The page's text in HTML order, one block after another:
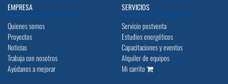
EMPRESA
Quienes somos
Proyectos
Noticias
Trabaja con nosotros
Ayúdanos a mejorar
SERVICIOS
Servicio postventa
Estudios energéticos
Capacitaciones y eventos
Alquiler de equipos
Mi carrito